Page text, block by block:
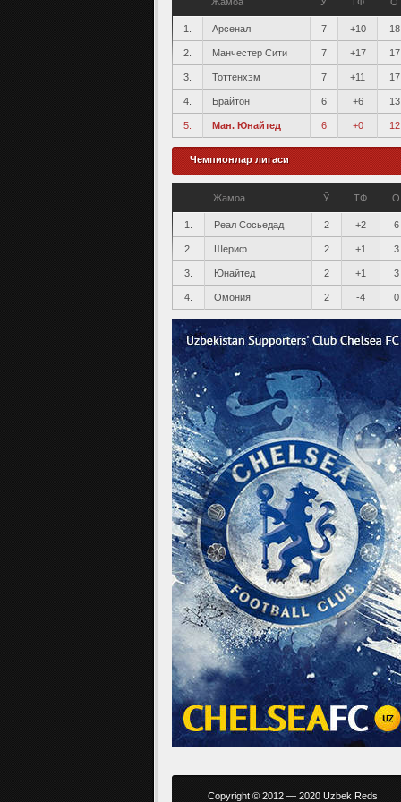
1. Арсенал 7 +10 18
2. Манчестер Сити 7 +17 17
3. Тоттенхэм 7 +11 17
4. Брайтон 6 +6 13
5. Ман. Юнайтед 6 +0 12
Чемпионлар лигаси
Жамоа Ў ТФ О
1. Реал Сосьедад 2 +2 6
2. Шериф 2 +1 3
3. Юнайтед 2 +1 3
4. Омония 2 -4 0
Copyright © 2012 — 2020 Uzbek Reds